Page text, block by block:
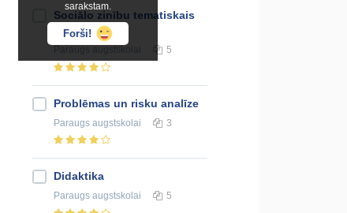
sarakstam.
Forši!
Sociālo zinību tematiskais
plāns 7.klasei
5
Problēmas un risku analīze
Paraugs augstskolai 3
Didaktika
Paraugs augstskolai 5